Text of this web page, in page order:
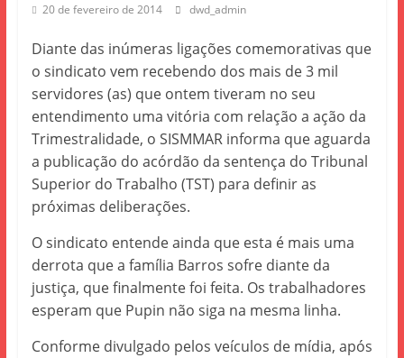
20 de fevereiro de 2014 dwd_admin
Diante das inúmeras ligações comemorativas que
o sindicato vem recebendo dos mais de 3 mil
servidores (as) que ontem tiveram no seu
entendimento uma vitória com relação a ação da
Trimestralidade, o SISMMAR informa que aguarda
a publicação do acórdão da sentença do Tribunal
Superior do Trabalho (TST) para definir as
próximas deliberações.
O sindicato entende ainda que esta é mais uma
derrota que a família Barros sofre diante da
justiça, que finalmente foi feita. Os trabalhadores
esperam que Pupin não siga na mesma linha.
Conforme divulgado pelos veículos de mídia, após